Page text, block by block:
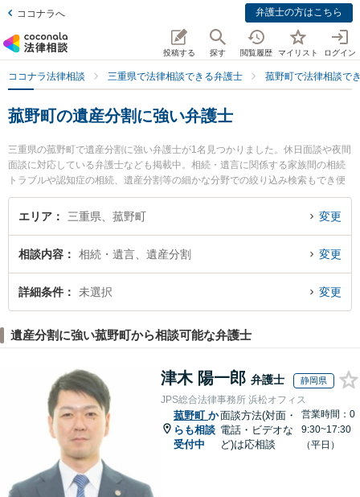
ココナラへ 弁護士の方はこちら
投稿する 探す 閲覧履歴 マイリスト ログイン
ココナラ法律相談 三重県で法律相談できる弁護士 菰野町で法律相談で
菰野町の遺産分割に強い弁護士
三重県の菰野町で遺産分割に強い弁護士が1名見つかりました。休日面談や夜間
面談に対応している弁護士なども掲載中。相続・遺言に関係する家族間の相続
トラブルや認知症の相続、遺産分割等の細かな分野での絞り込み検索もでき便
利です。特に菰野法律事務所の近藤 信弘弁護士のプロフィール情報や弁護士費
用、強みなどが注目されています。『菰野町で土日や夜間に発生した遺産分割
る菰野町内の弁護士に相談予約したい』などでお困りの相談者さんにおすすめ
です。
エリア 三重県、菰野町 変更
相談内容 相続・遺言、遺産分割 変更
詳細条件 未選択 変更
遺産分割に強い菰野町から相談可能な弁護士
津木 陽一郎 弁護士 静岡県
JPS総合法律事務所 浜松オフィス
菰野町 か
らも相談
受付中
面談方法(対面・
電話・ビデオな
ど)は応相談
営業時間：0
9:30~17:30
（平日）